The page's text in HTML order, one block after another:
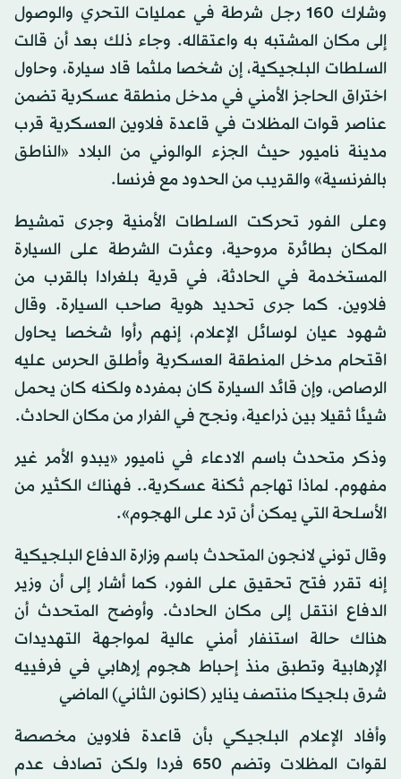
وشارك 160 رجل شرطة في عمليات التحري والوصول
إلى مكان المشتبه به واعتقاله. وجاء ذلك بعد أن قالت
السلطات البلجيكية، إن شخصا ملثما قاد سيارة، وحاول
اختراق الحاجز الأمني في مدخل منطقة عسكرية تضمن
عناصر قوات المظلات في قاعدة فلاوين العسكرية قرب
مدينة ناميور حيث الجزء الوالوني من البلاد «الناطق
بالفرنسية» والقريب من الحدود مع فرنسا.
وعلى الفور تحركت السلطات الأمنية وجرى تمشيط
المكان بطائرة مروحية، وعثرت الشرطة على السيارة
المستخدمة في الحادثة، في قرية بلغرادا بالقرب من
فلاوين. كما جرى تحديد هوية صاحب السيارة. وقال
شهود عيان لوسائل الإعلام، إنهم رأوا شخصا يحاول
اقتحام مدخل المنطقة العسكرية وأطلق الحرس عليه
الرصاص، وإن قائد السيارة كان بمفرده ولكنه كان يحمل
شيئا ثقيلا بين ذراعية، ونجح في الفرار من مكان الحادث.
وذكر متحدث باسم الادعاء في ناميور «يبدو الأمر غير
مفهوم. لماذا تهاجم ثكنة عسكرية.. فهناك الكثير من
الأسلحة التي يمكن أن ترد على الهجوم».
وقال توني لانجون المتحدث باسم وزارة الدفاع البلجيكية
إنه تقرر فتح تحقيق على الفور، كما أشار إلى أن وزير
الدفاع انتقل إلى مكان الحادث. وأوضح المتحدث أن
هناك حالة استنفار أمني عالية لمواجهة التهديدات
الإرهابية وتطبق منذ إحباط هجوم إرهابي في فرفييه
شرق بلجيكا منتصف يناير (كانون الثاني) الماضي
وأفاد الإعلام البلجيكي بأن قاعدة فلاوين مخصصة
لقوات المظلات وتضم 650 فردا ولكن تصادف عدم